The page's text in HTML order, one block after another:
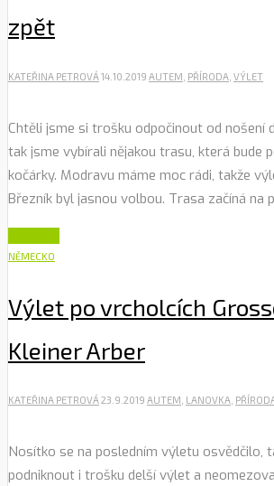
zpět
KATEŘINA PETROVÁ 14.10.2019 AUTEM PŘÍRODA VÝLET
Chtěli jsme si trošku odpočinout od nošení
tak jsme vybírali nějakou trasu, která bude
kočárky. Modravu máme moc rádi, takže
Březník byl jasnou volbou. Trasa začíná na
NĚMECKO
Výlet po vrcholcích
Kleiner Arber
KATEŘINA PETROVÁ 23.9.2019 AUTEM LANOVKA
Nosítko se na posledním výletu osvědčilo,
podniknout i trošku delší výlet a